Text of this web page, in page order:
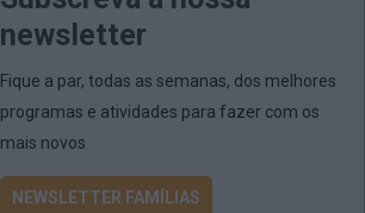
newsletter
Fique a par, todas as semanas, dos melhores
programas e atividades para fazer com os
mais novos
NEWSLETTER FAMÍLIAS